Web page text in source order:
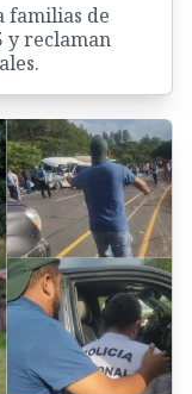
familias de
y reclaman